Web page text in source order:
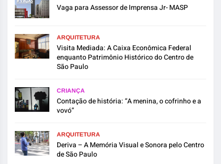
Vaga para Assessor de Imprensa Jr- MASP
ARQUITETURA
Visita Mediada: A Caixa Econômica Federal
enquanto Patrimônio Histórico do Centro de
São Paulo
CRIANÇA
Contação de história: “A menina, o cofrinho e a
vovó”
ARQUITETURA
Deriva – A Memória Visual e Sonora pelo Centro
de São Paulo